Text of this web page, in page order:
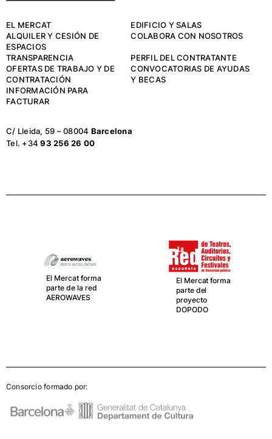
EL MERCAT
EDIFICIO Y SALAS
ALQUILER Y CESIÓN DE
ESPACIOS
COLABORA CON NOSOTROS
TRANSPARENCIA
PERFIL DEL CONTRATANTE
OFERTAS DE TRABAJO Y DE
CONTRATACIÓN
CONVOCATORIAS DE AYUDAS
Y BECAS
INFORMACIÓN PARA
FACTURAR
C/ Lleida, 59 – 08004 Barcelona
Tel. +3493 256 26 00
El Mercat forma
parte de la red
AEROWAVES
El Mercat forma
parte del
proyecto
DOPODO
Consorcio formado por: